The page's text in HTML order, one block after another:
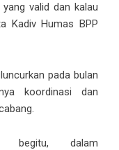
valid dan kalau
Kadiv Humas BPP
pada bulan
koordinasi dan
begitu, dalam